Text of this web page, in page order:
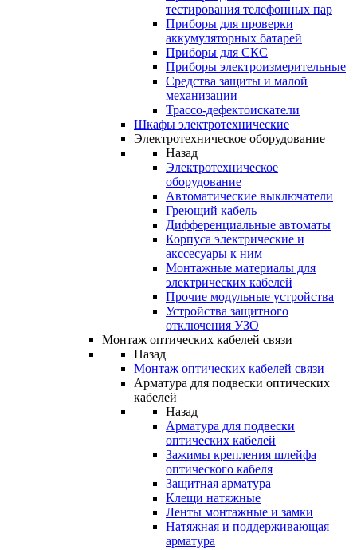
тестирования телефонных пар
Приборы для проверки
аккумуляторных батарей
Приборы для СКС
Приборы электроизмерительные
Средства защиты и малой
механизации
Трассо-дефектоискатели
Шкафы электротехнические
Электротехническое оборудование
Назад
Электротехническое
оборудование
Автоматические выключатели
Греющий кабель
Дифференциальные автоматы
Корпуса электрические и
акссесуары к ним
Монтажные материалы для
электрических кабелей
Прочие модульные устройства
Устройства защитного
отключения УЗО
Монтаж оптических кабелей связи
Назад
Монтаж оптических кабелей связи
Арматура для подвески оптических
кабелей
Назад
Арматура для подвески
оптических кабелей
Зажимы крепления шлейфа
оптического кабеля
Защитная арматура
Клещи натяжные
Ленты монтажные и замки
Натяжная и поддерживающая
арматура